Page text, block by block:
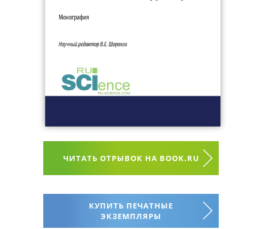
ЧИТАТЬ ОТРЫВОК НА BOOK.RU
КУПИТЬ ПЕЧАТНЫЕ
ЭКЗЕМПЛЯРЫ